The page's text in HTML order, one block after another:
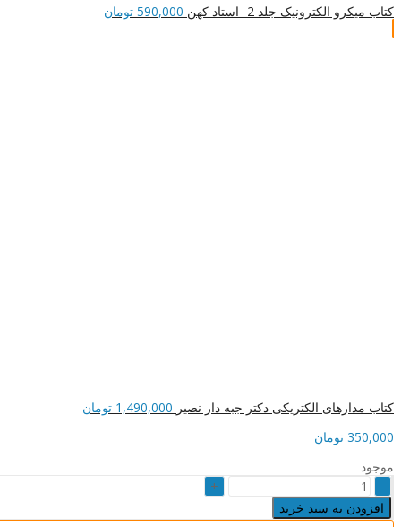
کتاب میکرو الکترونیک جلد 2- استاد کهن 590,000 تومان
کتاب مدارهای الکتریکی دکتر جبه دار نصیر 1,490,000 تومان
350,000 تومان
موجود
کتاب
ماشین
های
افزودن به سبد خرید